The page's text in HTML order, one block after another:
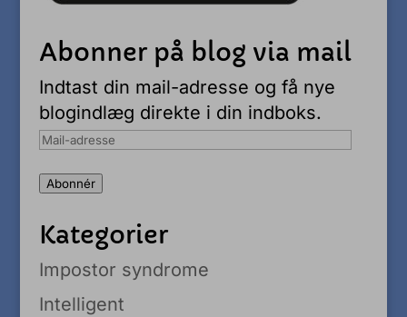
Abonner på blog via mail
Indtast din mail-adresse og få nye
blogindlæg direkte i din indboks.
Mail-
Abonnér
Kategorier
Impostor syndrome
Intelligent